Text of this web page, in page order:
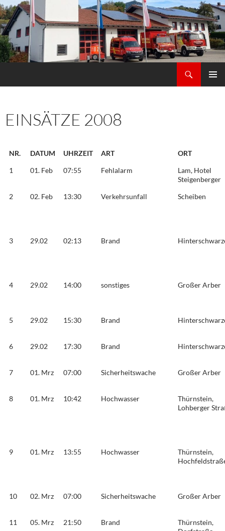
Zum
Inhalt
springen
EINSÄTZE 2008
NR. DATUM UHRZEIT ART
ORT
1
01. Feb 07:55 Fehlalarm
Lam, Hotel
Steigenberger
2
02. Feb 13:30 Verkehrsunfall Scheiben
3 29.02 02:13 Brand
4 29.02 14:00 sonstiges Großer Arber
5 29.02 15:30 Brand
6 29.02 17:30 Brand
7 01. Mrz 07:00 Sicherheitswache Großer Arber
8 01. Mrz 10:42 Hochwasser
Thürnstein,
Lohberger
9 01. Mrz 13:55 Hochwasser
Thürnstein,
10 02. Mrz 07:00 Sicherheitswache Großer Arber
11 05. Mrz 21:50 Brand
Thürnstein,